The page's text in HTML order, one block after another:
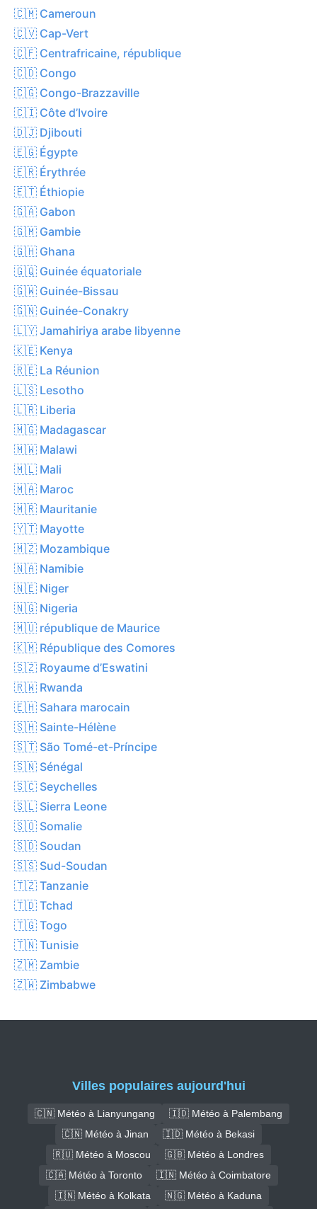
🇨🇲 Cameroun
🇨🇻 Cap-Vert
🇨🇫 Centrafricaine, république
🇨🇩 Congo
🇨🇬 Congo-Brazzaville
🇨🇮 Côte d’Ivoire
🇩🇯 Djibouti
🇪🇬 Égypte
🇪🇷 Érythrée
🇪🇹 Éthiopie
🇬🇦 Gabon
🇬🇲 Gambie
🇬🇭 Ghana
🇬🇶 Guinée équatoriale
🇬🇼 Guinée-Bissau
🇬🇳 Guinée-Conakry
🇱🇾 Jamahiriya arabe libyenne
🇰🇪 Kenya
🇷🇪 La Réunion
🇱🇸 Lesotho
🇱🇷 Liberia
🇲🇬 Madagascar
🇲🇼 Malawi
🇲🇱 Mali
🇲🇦 Maroc
🇲🇷 Mauritanie
🇾🇹 Mayotte
🇲🇿 Mozambique
🇳🇦 Namibie
🇳🇪 Niger
🇳🇬 Nigeria
🇲🇺 république de Maurice
🇰🇲 République des Comores
🇸🇿 Royaume d’Eswatini
🇷🇼 Rwanda
🇪🇭 Sahara marocain
🇸🇭 Sainte-Hélène
🇸🇹 São Tomé-et-Príncipe
🇸🇳 Sénégal
🇸🇨 Seychelles
🇸🇱 Sierra Leone
🇸🇴 Somalie
🇸🇩 Soudan
🇸🇸 Sud-Soudan
🇹🇿 Tanzanie
🇹🇩 Tchad
🇹🇬 Togo
🇹🇳 Tunisie
🇿🇲 Zambie
🇿🇼 Zimbabwe
Villes populaires aujourd'hui
🇨🇳 Météo à Lianyungang
🇮🇩 Météo à Palembang
🇨🇳 Météo à Jinan
🇮🇩 Météo à Bekasi
🇷🇺 Météo à Moscou
🇬🇧 Météo à Londres
🇨🇦 Météo à Toronto
🇮🇳 Météo à Coimbatore
🇮🇳 Météo à Kolkata
🇳🇬 Météo à Kaduna